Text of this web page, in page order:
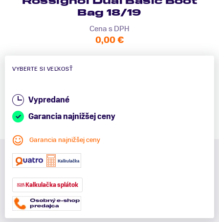
Bag 18/19
Cena s DPH
0,00 €
VYBERTE SI VEĽKOSŤ
Vypredané
Garancia najnižšej ceny
Garancia najnižšej ceny
Kalkulačka splátok